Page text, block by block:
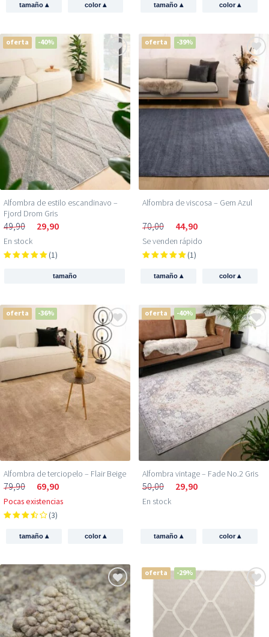
tamaño ▴ color▴ tamaño ▴ color▴
oferta -40%
Alfombra de estilo escandinavo –
Fjord Drom Gris
49,90 29,90
En stock
(1)
tamaño
oferta -39%
Alfombra de viscosa – Gem Azul
70,00 44,90
Se venden rápido
(1)
tamaño ▴ color▴
oferta -36%
Alfombra de terciopelo – Flair Beige
79,90 69,90
Pocas existencias
(3)
tamaño ▴ color▴
oferta -40%
Alfombra vintage – Fade No.2 Gris
50,00 29,90
En stock
tamaño ▴ color▴
oferta -29%